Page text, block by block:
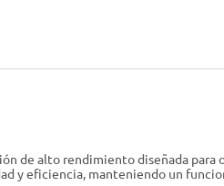
de alto rendimiento diseñada
y eficiencia, manteniendo un